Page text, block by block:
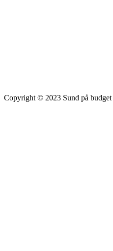
Copyright © 2023 Sund på budget